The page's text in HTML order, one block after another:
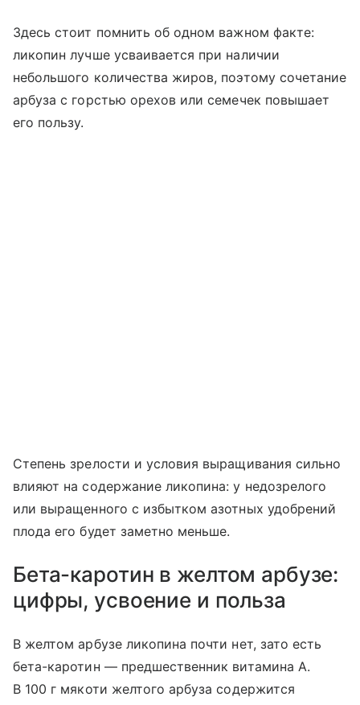
Здесь стоит помнить об одном важном факте:
ликопин лучше усваивается при наличии
небольшого количества жиров, поэтому сочетание
арбуза с горстью орехов или семечек повышает
его пользу.
Степень зрелости и условия выращивания сильно
влияют на содержание ликопина: у недозрелого
или выращенного с избытком азотных удобрений
плода его будет заметно меньше.
Бета-каротин в желтом арбузе:
цифры, усвоение и польза
В желтом арбузе ликопина почти нет, зато есть
бета-каротин — предшественник витамина А.
В 100 г мякоти желтого арбуза содержится